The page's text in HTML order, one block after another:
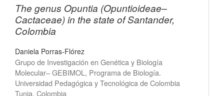
The genus Opuntia (Opuntioideae–
Cactaceae) in the state of Santander,
Colombia
Daniela Porras-Flórez
Grupo de Investigación en Genética y Biología
Molecular– GEBIMOL, Programa de Biología.
Universidad Pedagógica y Tecnológica de Colombia
Tunja, Colombia